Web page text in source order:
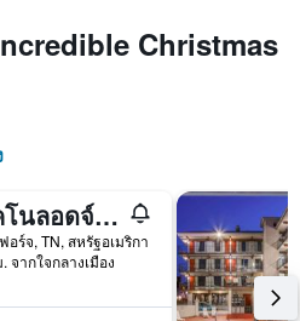
Christmas
อีโคโนลอดจ์ พีเจียนฟอร์จ ริเวอร์ไซด์
อร์จ, TN, สหรัฐอเมริกา
จากใจกลางเมือง